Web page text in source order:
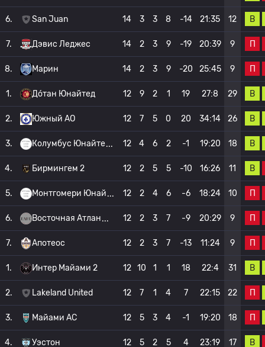
6. San Juan 14 3 3 8 -14 21:35 12 В
7. Дэвис Леджес 14 2 3 9 -19 20:39 9 П
8. Марин 14 2 3 9 -20 25:45 9 П
1. До́тан Юнайтед 12 9 2 1 19 27:8 29 В
2. Южный АО 12 7 5 0 20 34:14 26 В
3. Колумбус Юнайте 12 4 6 2 -1 19:20 18 В
4. Бирмингем 2 12 2 5 5 -10 16:26 11 В
5. Монтгомери Юнай 12 2 4 6 -6 18:24 10 П
6. Восточная Атлан 12 2 3 7 -9 20:29 9 П
7. Апотеос 12 2 3 7 -13 11:24 9 П
1. Интер Майами 2 12 10 1 1 18 22:4 31 В
2. Lakeland United 12 7 1 4 7 22:15 22 П
3. Майами АС 12 5 3 4 -1 19:20 18 П
4. Уэстон 12 5 2 5 4 23:19 17 В